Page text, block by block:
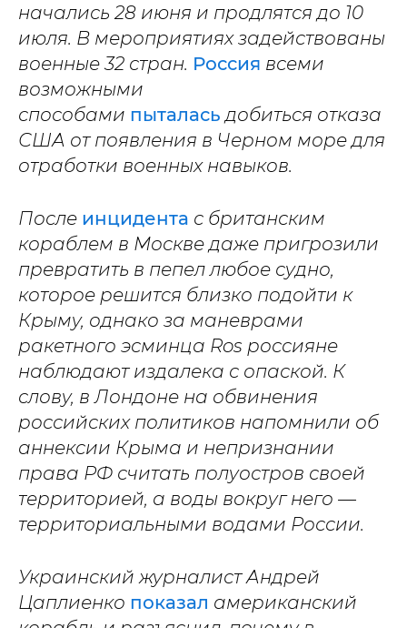
начались 28 июня и продлятся до 10
июля. В мероприятиях задействованы
военные 32 стран. Россия всеми
возможными
способами пыталасьдобиться отказа
США от появления в Черном море для
отработки военных навыков.
После инцидента с британским
кораблем в Москве даже пригрозили
превратить в пепел любое судно,
которое решится близко подойти к
Крыму, однако за маневрами
ракетного эсминца Ros россияне
наблюдают издалека с опаской. К
слову, в Лондоне на обвинения
российских политиков напомнили об
аннексии Крыма и непризнании
права РФ считать полуостров своей
территорией, а воды вокруг него —
территориальными водами России.
Украинский журналист Андрей
Цаплиенко показал американский